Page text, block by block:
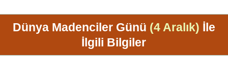
Dünya Madenciler Günü (4 Aralık) İle
İlgili Bilgiler